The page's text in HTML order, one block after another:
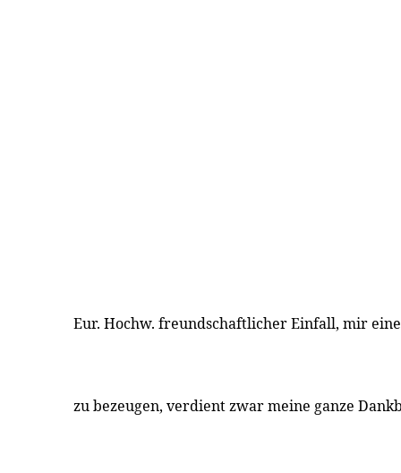
Eur. Hochw. freundschaftlicher Einfall, mir
zu bezeugen, verdient zwar meine ganze